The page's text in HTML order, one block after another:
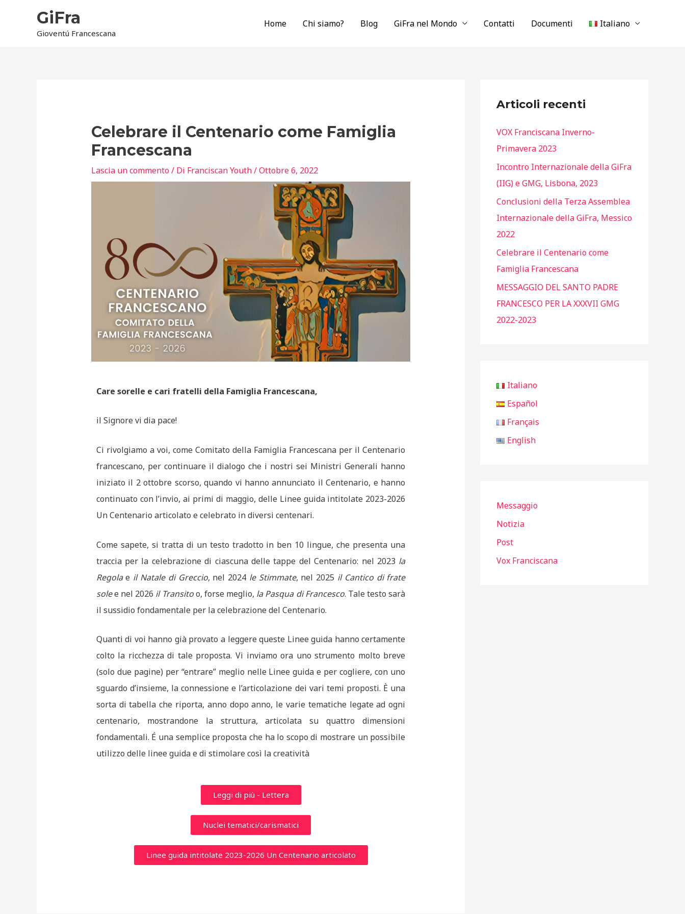
GiFra
Gioventú Francescana
Home Chi siamo? Blog GiFra nel Mondo Contatti Documenti Italiano
Celebrare il Centenario come Famiglia
Francescana
Lascia un commento/ Di Franciscan Youth/Ottobre 6, 2022
Care sorelle e cari fratelli della Famiglia Francescana,
il Signore vi dia pace!
Ci rivolgiamo a voi, come Comitato della Famiglia Francescana per il Centenario
francescano, per continuare il dialogo che i nostri sei Ministri Generali hanno
iniziato il 2 ottobre scorso, quando vi hanno annunciato il Centenario, e hanno
continuato con l’invio, ai primi di maggio, delle Linee guida intitolate 2023-2026
Un Centenario articolato e celebrato in diversi centenari.
Come sapete, si tratta di un testo tradotto in ben 10 lingue, che presenta una
traccia per la celebrazione di ciascuna delle tappe del Centenario: nel 2023 la
Regolae il Natale di Greccio, nel 2024 le Stimmate, nel 2025 il Cantico di frate
solee nel 2026 il Transitoo, forse meglio, la Pasqua di Francesco. Tale testo sarà
il sussidio fondamentale per la celebrazione del Centenario.
Quanti di voi hanno già provato a leggere queste Linee guida hanno certamente
colto la ricchezza di tale proposta. Vi inviamo ora uno strumento molto breve
(solo due pagine) per “entrare” meglio nelle Linee guida e per cogliere, con uno
sguardo d’insieme, la connessione e l’articolazione dei vari temi proposti. È una
sorta di tabella che riporta, anno dopo anno, le varie tematiche legate ad ogni
centenario, mostrandone la struttura, articolata su quattro dimensioni
fondamentali. É una semplice proposta che ha lo scopo di mostrare un possibile
utilizzo delle linee guida e di stimolare così la creatività
Leggi di più - Lettera
Nuclei tematici/carismatici
Linee guida intitolate 2023-2026 Un Centenario articolato
Articoli recenti
VOX Franciscana Inverno-
Primavera 2023
Incontro Internazionale della GiFra
(IIG) e GMG, Lisbona, 2023
Conclusioni della Terza Assemblea
Internazionale della GiFra, Messico
2022
Celebrare il Centenario come
Famiglia Francescana
MESSAGGIO DEL SANTO PADRE
FRANCESCO PER LA XXXVII GMG
2022-2023
Italiano
Español
Français
English
Messaggio
Notizia
Post
Vox Franciscana